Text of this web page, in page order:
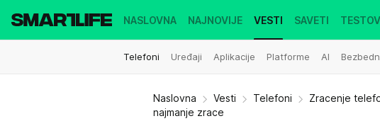
NASLOVNA NAJNOVIJE VESTI
Telefoni Uređaji Aplikacije Platforme AI
SAVETI
Naslovna Vesti Telefoni
Zracenje
najmanje zrace